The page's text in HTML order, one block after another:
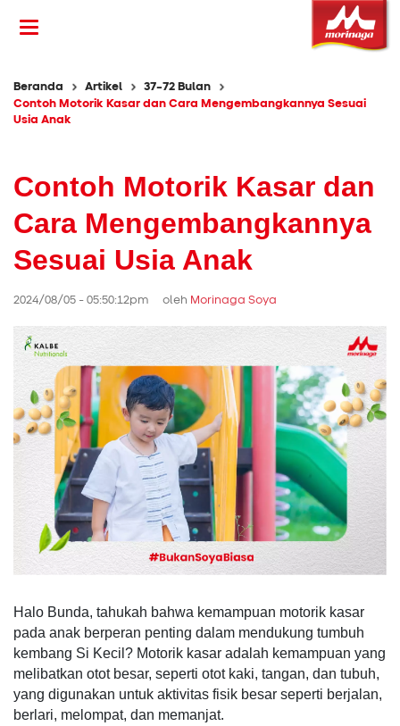
Beranda Artikel
37-72 Bulan
Contoh Motorik Kasar dan Cara Mengembangkannya Sesuai
Usia Anak
Contoh Motorik Kasar dan
Cara Mengembangkannya
Sesuai Usia Anak
2024/08/05 - 05:50:12pm oleh Morinaga Soya
Halo Bunda, tahukah bahwa kemampuan motorik kasar
pada anak berperan penting dalam mendukung tumbuh
kembang Si Kecil? Motorik kasar adalah kemampuan yang
melibatkan otot besar, seperti otot kaki, tangan, dan tubuh,
yang digunakan untuk aktivitas fisik besar seperti berjalan,
berlari, melompat, dan memanjat.